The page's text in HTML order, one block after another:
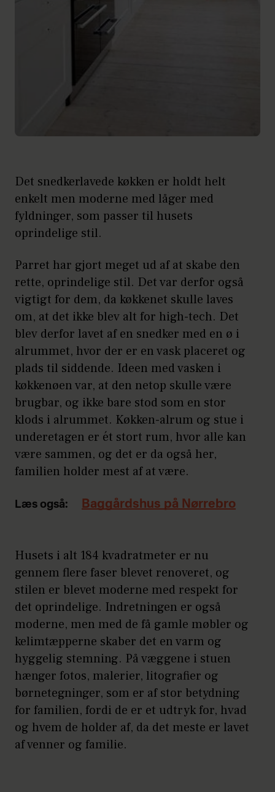
Det snedkerlavede køkken er holdt helt
enkelt men moderne med låger med
fyldninger, som passer til husets
oprindelige stil.
Parret har gjort meget ud af at skabe den
rette, oprindelige stil. Det var derfor også
vigtigt for dem, da køkkenet skulle laves
om, at det ikke blev alt for high-tech. Det
blev derfor lavet af en snedker med en ø i
alrummet, hvor der er en vask placeret og
plads til siddende. Ideen med vasken i
køkkenøen var, at den netop skulle være
brugbar, og ikke bare stod som en stor
klods i alrummet. Køkken-alrum og stue i
underetagen er ét stort rum, hvor alle kan
være sammen, og det er da også her,
familien holder mest af at være.
Læs også: Baggårdshus på Nørrebro
Husets i alt 184 kvadratmeter er nu
gennem flere faser blevet renoveret, og
stilen er blevet moderne med respekt for
det oprindelige. Indretningen er også
moderne, men med de få gamle møbler og
kelimtæpperne skaber det en varm og
hyggelig stemning. På væggene i stuen
hænger fotos, malerier, litografier og
børnetegninger, som er af stor betydning
for familien, fordi de er et udtryk for, hvad
og hvem de holder af, da det meste er lavet
af venner og familie.